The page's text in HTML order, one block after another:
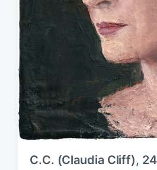
C.C. (Claudia Cliff),